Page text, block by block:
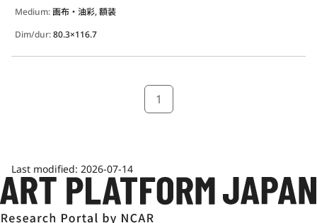
Medium:画布・油彩, 額装
Dim/dur:80.3×116.7
1
Last modified: 2026-07-14